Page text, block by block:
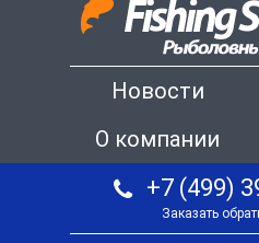
Новости
О компании
+7 (499)
Заказать